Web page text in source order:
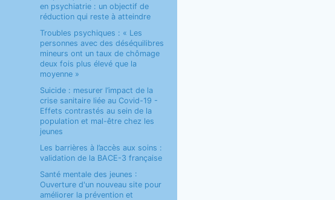
en psychiatrie : un objectif de
réduction qui reste à atteindre
Troubles psychiques : « Les
personnes avec des déséquilibres
mineurs ont un taux de chômage
deux fois plus élevé que la
moyenne »
Suicide : mesurer l’impact de la
crise sanitaire liée au Covid-19 -
Effets contrastés au sein de la
population et mal-être chez les
jeunes
Les barrières à l’accès aux soins :
validation de la BACE-3 française
Santé mentale des jeunes :
Ouverture d'un nouveau site pour
améliorer la prévention et